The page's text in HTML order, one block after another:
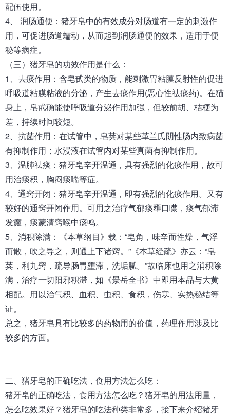
配伍使用。
4、 润肠通便：猪牙皂中的有效成分对肠道有一定的刺激作
用，可促进肠道蠕动，从而起到润肠通便的效果，适用于便
秘等病症。
（三）猪牙皂的功效作用是什么：
1、去痰作用：含皂甙类的物质，能刺激胃粘膜反射性的促进
呼吸道粘膜粘液的分泌，产生去痰作用(恶心性祛痰药)。在猫
身上，皂甙确能使呼吸道分泌作用加强，但较前胡、桔梗为
差，持续时间较短。
2、抗菌作用：在试管中，皂荚对某些革兰氏阴性肠内致病菌
有抑制作用；水浸液在试管内对某些真菌有抑制作用。
3、温肺祛痰：猪牙皂辛开温通，具有强烈的化痰作用，故可
用治痰积，胸闷痰喘等症。
4、通窍开闭：猪牙皂辛开温通，即有强烈的化痰作用。又有
较好的通窍开闭作用。可用之治疗气郁痰壅口噤，痰气郁滞
发癫，痰蒙清窍喉中痰鸣。
5、消积除满：《本草纲目》载：“皂角，味辛而性燥，气浮
而散，吹之导之，则通上下诸窍。”《本草经疏》亦云：“皂
荚，利九窍，疏导肠胃壅滞，洗垢腻。”故临床也用之消积除
满，治疗一切阳邪积滞，如《景岳全书》中即用本品与大黄
相配。用以治气积、血积、虫积、食积，伤寒、实热秘结等
证。
总之，猪牙皂具有比较多的药物用的价值，药理作用涉及比
较多的方面。
二、 猪牙皂的正确吃法，食用方法怎么吃：
猪牙皂的正确吃法，食用方法怎么吃？猪牙皂的用法用量，
怎么吃效果好？猪牙皂的吃法种类非常多，接下来介绍猪牙